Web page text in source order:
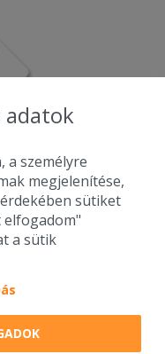
- Diston-line Kft.
áron, egy helyen az összes
adatok
a személyre
megjelenítése,
sütiket
elfogadom"
a sütik